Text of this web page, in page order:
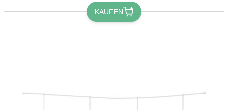
KAUFEN